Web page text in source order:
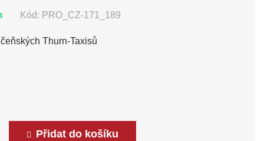
Kód: PRO_CZ-171_189
Thurn-Taxisů
Přidat do košíku